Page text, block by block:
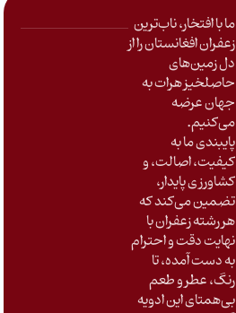
ما با افتخار، ناب‌ترین
زعفران افغانستان را از
دل زمین‌های
حاصلخیز هرات به
جهان عرضه
می‌کنیم.
پایبندی ما به
کیفیت، اصالت، و
کشاورزی پایدار،
تضمین می‌کند که
هر رشته زعفران با
نهایت دقت و احترام
به دست آمده، تا
رنگ، عطر و طعم
بی‌همتای این ادویه